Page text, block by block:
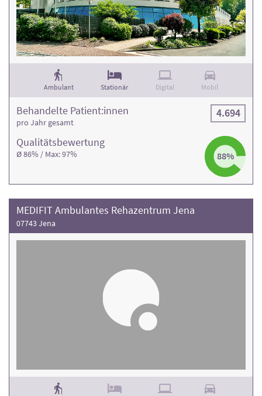
Ambulant Stationär Digital Mobil
Qualitäts­bewertung
Ø 86% / Max: 97% 88%
Behandelte Patient:innen
pro Jahr gesamt
4.694
MEDIFIT Ambulantes Rehazentrum Jena
07743 Jena